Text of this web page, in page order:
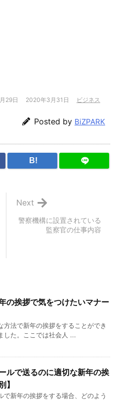
29日 2020年3月31日 ビジネス
Posted by BiZPARK
B!
警察機構に設置されている
監察官の仕事内容
Next
の挨拶で気をつけたいマナー
方法で新年の挨拶をすることができ
した。ここでは社会人 ...
ルで送るのに適切な新年の挨
】
で新年の挨拶をする場合、どのよう